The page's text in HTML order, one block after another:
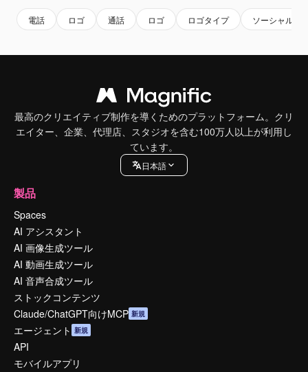
電話 ロゴ 通話 ロゴ ロゴタイプ ソーシャルメ
最高のクリエイティブ制作を導くためのプラットフォーム。クリ
エイター、企業、代理店、スタジオを含む100万人以上が利用し
ています。
日本語
製品
Spaces
AI アシスタント
AI 画像生成ツール
AI 動画生成ツール
AI 音声合成ツール
ストックコンテンツ
Claude/ChatGPT向けMCP 新規
エージェント 新規
API
モバイルアプリ